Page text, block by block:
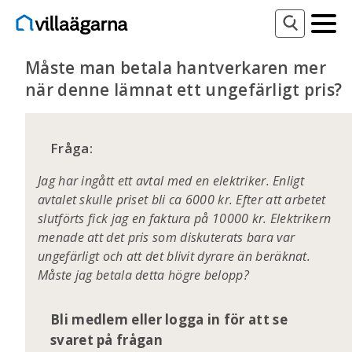
Måste man betala hantverkaren mer
när denne lämnat ett ungefärligt pris?
Fråga:
Jag har ingått ett avtal med en elektriker. Enligt
avtalet skulle priset bli ca 6000 kr. Efter att arbetet
slutförts fick jag en faktura på 10000 kr. Elektrikern
menade att det pris som diskuterats bara var
ungefärligt och att det blivit dyrare än beräknat.
Måste jag betala detta högre belopp?
Bli medlem eller logga in för att se
svaret på frågan